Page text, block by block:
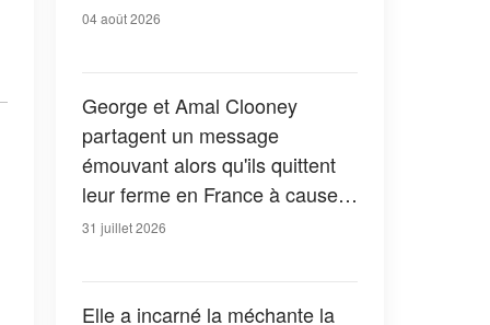
04 août 2026
George et Amal Clooney
partagent un message
émouvant alors qu'ils quittent
leur ferme en France à cause
des feux de forêt — Tous les
31 juillet 2026
Elle a incarné la méchante la